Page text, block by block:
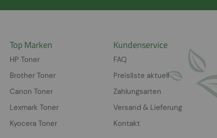
Top Marken
HP Toner
Brother Toner
Canon Toner
Lexmark Toner
Kyocera Toner
Kundenservice
FAQ
Preisliste aktuell
Zahlungsarten
Versand & Lieferung
Kontakt